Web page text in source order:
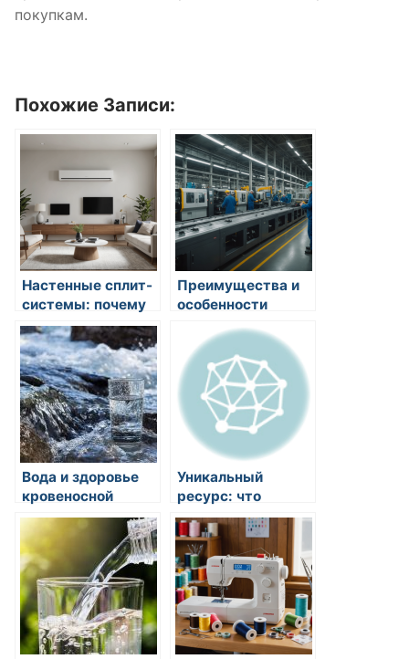
покупкам.
Похожие Записи:
Настенные сплит-
системы: почему
именно они стали
выбором
современного
комфорта
Преимущества и
особенности
пластиковой тары
на заказ методом
литья под
давлением в
Санкт-Петербурге
Вода и здоровье
кровеносной
системы: почему
она так важна?
Уникальный
ресурс: что
предлагает сайт
Saitama Ls и
почему он важен
для пользователей